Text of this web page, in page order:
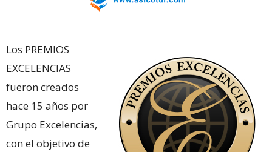
Los PREMIOS
EXCELENCIAS
fueron creados
hace 15 años por
Grupo Excelencias,
con el objetivo de